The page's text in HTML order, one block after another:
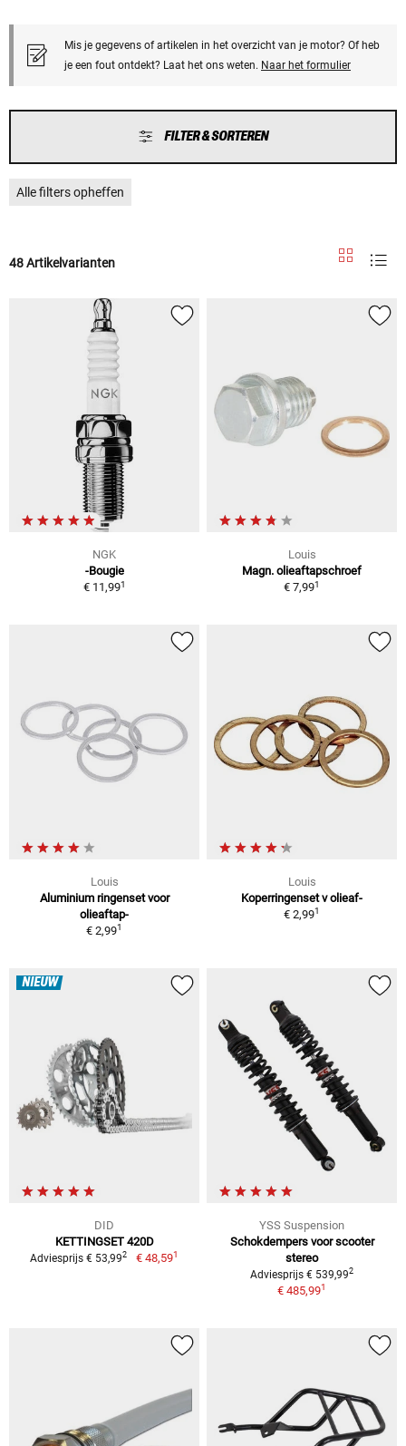
Mis je gegevens of artikelen in het overzicht van je motor? Of heb
je een fout ontdekt? Laat het ons weten. Naar het formulier
FILTER & SORTEREN
Alle filters opheffen
48 Artikelvarianten
NGK
-Bougie
€ 11,991
Louis
Magn. olieaftapschroef
€ 7,991
Louis
Aluminium ringenset voor
olieaftap-
€ 2,991
Louis
Koperringenset v olieaf-
€ 2,991
NIEUW
DID
KETTINGSET 420D
Adviesprijs € 53,992 € 48,591
YSS Suspension
Schokdempers voor scooter
stereo
Adviesprijs € 539,992
€ 485,991